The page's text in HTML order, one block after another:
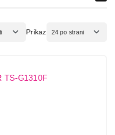
Prikaz